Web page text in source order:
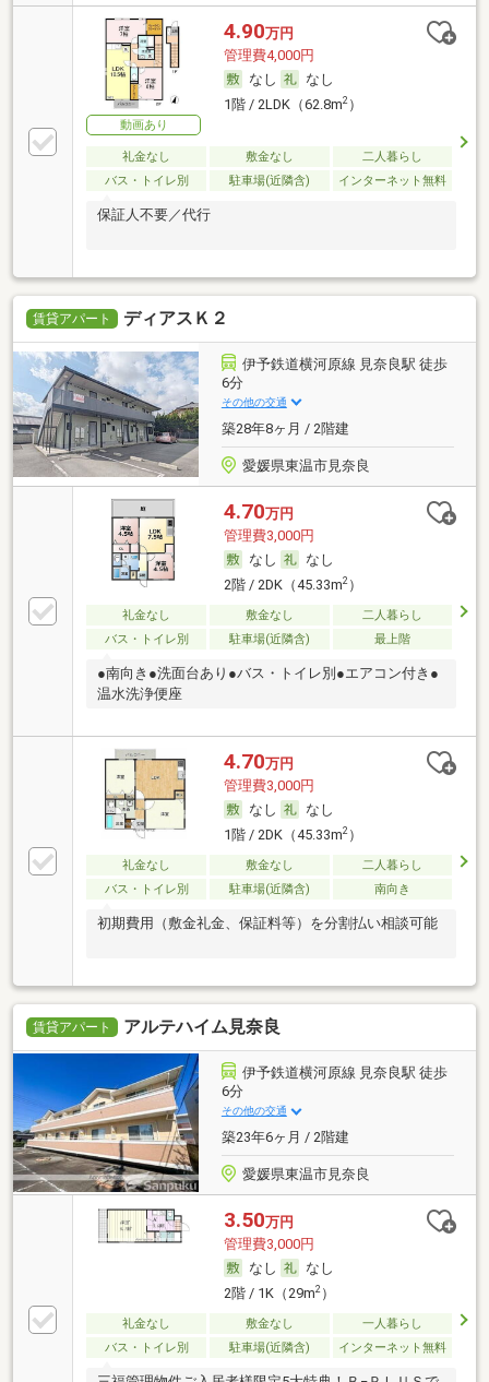
動画あり
4.90万円
管理費4,000円
なし
なし
1階 / 2LDK（62.8m2）
礼金なし 敷金なし
二人暮らし
バス・トイレ別
駐車場(近隣含) インターネット無料
保証人不要／代行
賃貸アパート ディアスＫ２
伊予鉄道横河原線 見奈良駅 徒歩
6分
その他の交通
築28年8ヶ月 / 2階建
愛媛県東温市見奈良
4.70万円
管理費3,000円
なし
なし
2階 / 2DK（45.33m2）
礼金なし 敷金なし
二人暮らし
バス・トイレ別
駐車場(近隣含) 最上階
●南向き●洗面台あり●バス・トイレ別●エアコン付き●
温水洗浄便座
4.70万円
管理費3,000円
なし
なし
1階 / 2DK（45.33m2）
礼金なし 敷金なし
二人暮らし
バス・トイレ別
駐車場(近隣含) 南向き
初期費用（敷金礼金、保証料等）を分割払い相談可能
賃貸アパート アルテハイム見奈良
伊予鉄道横河原線 見奈良駅 徒歩
6分
その他の交通
築23年6ヶ月 / 2階建
愛媛県東温市見奈良
3.50万円
管理費3,000円
なし
なし
2階 / 1K（29m2）
礼金なし 敷金なし
一人暮らし
バス・トイレ別
駐車場(近隣含) インターネット無料